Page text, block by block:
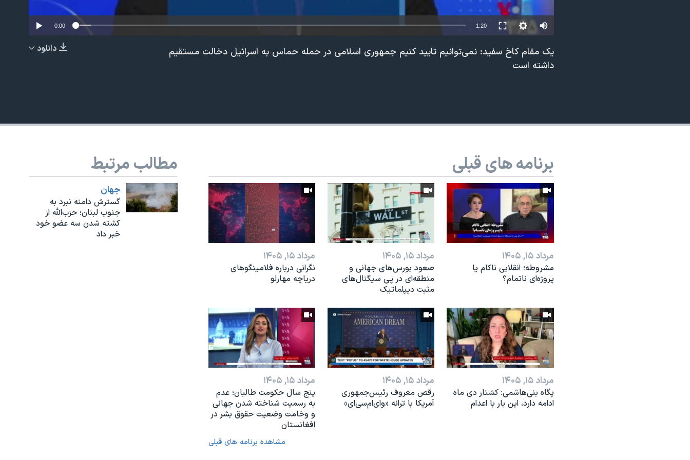
EMBED
0:00 1:20
دانلود
یک مقام کاخ سفید: نمی‌توانیم تایید کنیم جمهوری اسلامی در حمله حماس به اسرائیل دخالت مستقیم
داشته است
مطالب مرتبط
جهان
گسترش دامنه نبرد به
جنوب لبنان؛ حزب‌الله از
کشته شدن سه عضو خود
خبر داد
برنامه های قبلی
مرداد ۱۵, ۱۴۰۵
مشروطه؛ انقلابى ناكام یا
پروژه‌ای نا‌تمام؟
مرداد ۱۵, ۱۴۰۵
صعود بورس‌های جهانی و
منطقه‌ای در پی سیگنال‌های
مثبت دیپلماتیک
مرداد ۱۵, ۱۴۰۵
نگرانی درباره فلامینگوهای
دریاچه مهارلو
مرداد ۱۵, ۱۴۰۵
پگاه بنی‌هاشمی: کشتار دی ماه
ادامه دارد، این بار با اعدام
مرداد ۱۵, ۱۴۰۵
رقص معروف رئیس‌جمهوری
آمریکا با ترانه «وای‌ام‌سی‌ای»
مرداد ۱۵, ۱۴۰۵
پنج سال حکومت طالبان؛ عدم
به رسمیت شناخته شدن جهانی
و وخامت وضعیت حقوق بشر در
افغانستان
مشاهده برنامه های قبلی